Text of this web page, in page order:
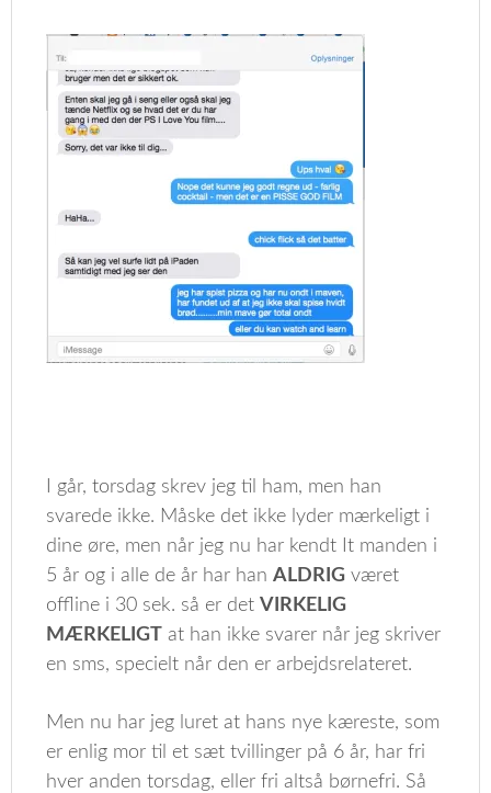
I går, torsdag skrev jeg til ham, men han
svarede ikke. Måske det ikke lyder mærkeligt i
dine øre, men når jeg nu har kendt It manden i
5 år og i alle de år har hanALDRIG været
offline i 30 sek. så er detVIRKELIG
MÆRKELIGT at han ikke svarer når jeg skriver
en sms, specielt når den er arbejdsrelateret.
Men nu har jeg luret at hans nye kæreste, som
er enlig mor til et sæt tvillinger på 6 år, har fri
hver anden torsdag, eller fri altså børnefri. Så